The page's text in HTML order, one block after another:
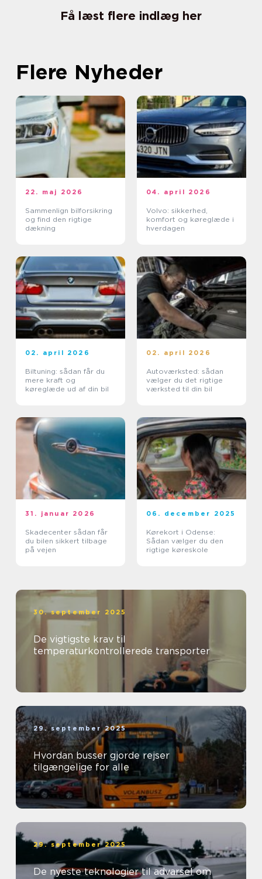
Få læst flere indlæg her
Flere Nyheder
22. maj 2026
Sammenlign bilforsikring
og find den rigtige
dækning
04. april 2026
Volvo: sikkerhed,
komfort og køreglæde i
hverdagen
02. april 2026
Biltuning: sådan får du
mere kraft og
køreglæde ud af din bil
02. april 2026
Autoværksted: sådan
vælger du det rigtige
værksted til din bil
31. januar 2026
Skadecenter sådan får
du bilen sikkert tilbage
på vejen
06. december 2025
Kørekort i Odense:
Sådan vælger du den
rigtige køreskole
30. september 2025
De vigtigste krav til
temperaturkontrollerede transporter
29. september 2025
Hvordan busser gjorde rejser
tilgængelige for alle
29. september 2025
De nyeste teknologier til advarsel om